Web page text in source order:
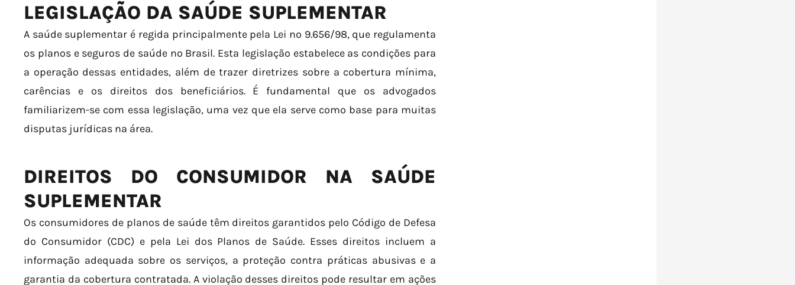
LEGISLAÇÃO DA SAÚDE SUPLEMENTAR
A saúde suplementar é regida principalmente pela Lei nº 9.656/98, que regulamenta
os planos e seguros de saúde no Brasil. Esta legislação estabelece as condições para
a operação dessas entidades, além de trazer diretrizes sobre a cobertura mínima,
carências e os direitos dos beneficiários. É fundamental que os advogados
familiarizem-se com essa legislação, uma vez que ela serve como base para muitas
disputas jurídicas na área.
DIREITOS DO CONSUMIDOR NA SAÚDE
SUPLEMENTAR
Os consumidores de planos de saúde têm direitos garantidos pelo Código de Defesa
do Consumidor (CDC) e pela Lei dos Planos de Saúde. Esses direitos incluem a
informação adequada sobre os serviços, a proteção contra práticas abusivas e a
garantia da cobertura contratada. A violação desses direitos pode resultar em ações